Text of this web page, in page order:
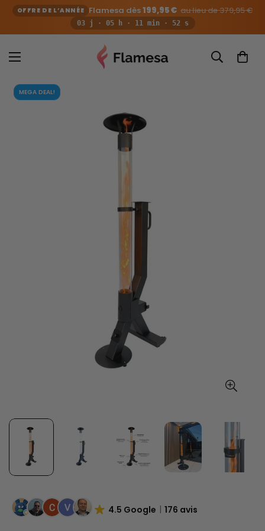
OFFRE DE L’ANNÉE Flamesa dès199,95 € au lieu de 379,95 €
03 j · 05 h · 11 min · 51 s
MEGA DEAL!
4.5 Google 176 avis